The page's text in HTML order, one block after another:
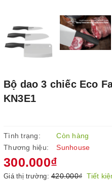
Bộ dao 3 chiếc Eco
KN3E1
Tình trạng:
Còn hàng
Thương hiệu:
Sunhouse
300.000₫
Giá thị trường: 420.000₫ Tiết